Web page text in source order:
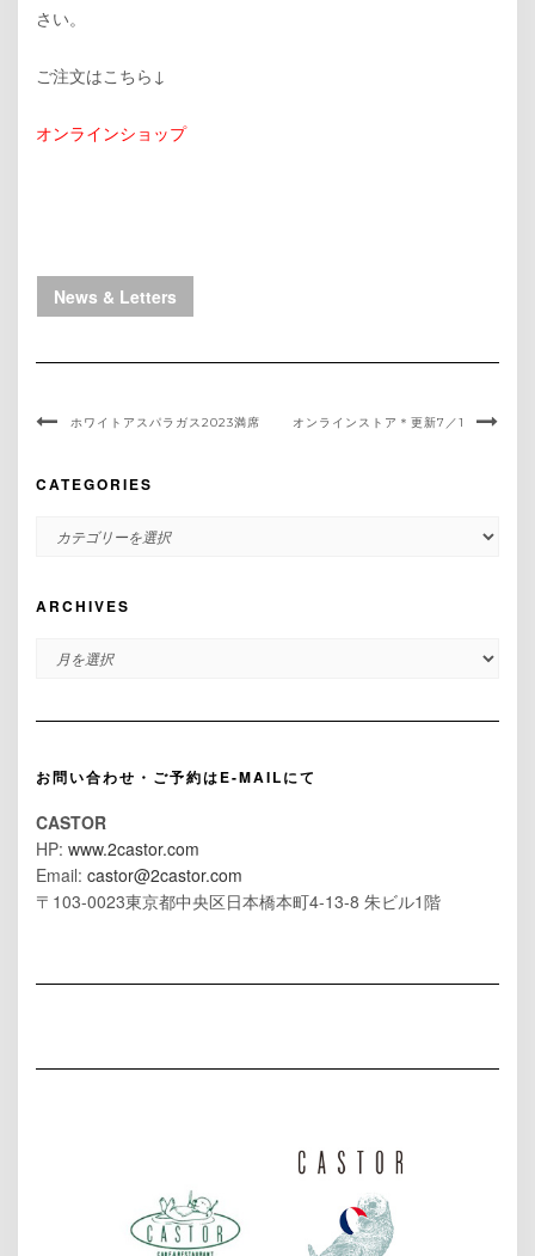
さい。
ご注文はこちら↓
オンラインショップ
News & Letters
ホワイトアスパラガス2023満席 オンラインストア＊更新7／1
CATEGORIES
CATEGORIES
ARCHIVES
ARCHIVES
お問い合わせ・ご予約はE-MAILにて
CASTOR
HP: www.2castor.com
Email: castor@2castor.com
〒103-0023東京都中央区日本橋本町4-13-8 朱ビル1階